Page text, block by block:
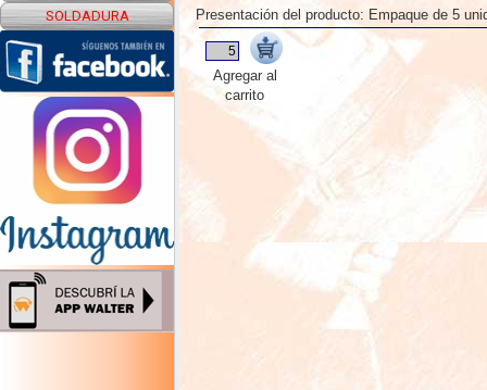
SOLDADURA
Presentación del producto: Empaque de 5
Agregar al
carrito